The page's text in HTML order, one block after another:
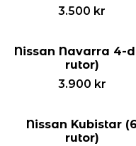
3.500 kr
Nissan Navarra 4-d
rutor)
3.900 kr
Nissan Kubistar (6
rutor)